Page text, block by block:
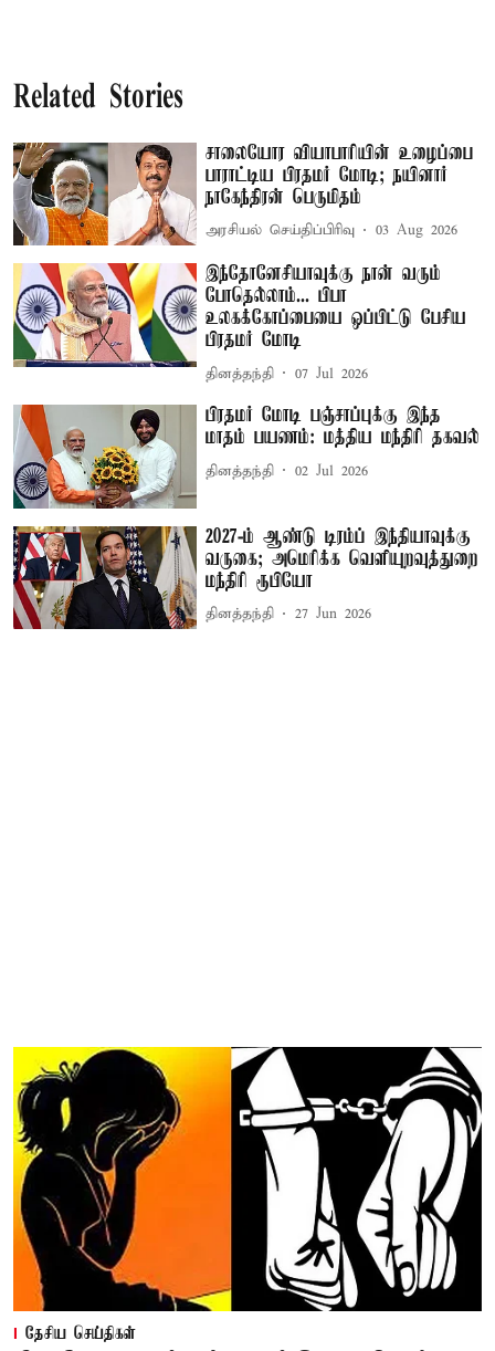
Related Stories
சாலையோர வியாபாரியின் உழைப்பை
பாராட்டிய பிரதமர் மோடி; நயினார்
நாகேந்திரன் பெருமிதம்
அரசியல் செய்திப்பிரிவு 03 Aug 2026
இந்தோனேசியாவுக்கு நான் வரும்
போதெல்லாம்... பிபா
உலகக்கோப்பையை ஒப்பிட்டு பேசிய
பிரதமர் மோடி
தினத்தந்தி 07 Jul 2026
பிரதமர் மோடி பஞ்சாப்புக்கு இந்த
மாதம் பயணம்: மத்திய மந்திரி தகவல்
தினத்தந்தி 02 Jul 2026
2027-ம் ஆண்டு டிரம்ப் இந்தியாவுக்கு
வருகை; அமெரிக்க வெளியுறவுத்துறை
மந்திரி ரூபியோ
தினத்தந்தி 27 Jun 2026
தேசிய செய்திகள்